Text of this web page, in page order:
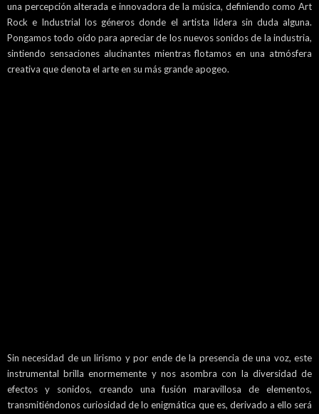
una percepción alterada e innovadora de la música, definiendo como Art
Rock e Industrial los géneros donde el artista lidera sin duda alguna.
Pongamos todo oído para apreciar de los nuevos sonidos de la industria,
sintiendo sensaciones alucinantes mientras flotamos en una atmósfera
creativa que denota el arte en su más grande apogeo.
Sin necesidad de un lirismo y por ende de la presencia de una voz, este
instrumental brilla enormemente y nos asombra con la diversidad de
efectos y sonidos, creando una fusión maravillosa de elementos,
transmitiéndonos curiosidad de lo enigmática que es, derivado a ello será